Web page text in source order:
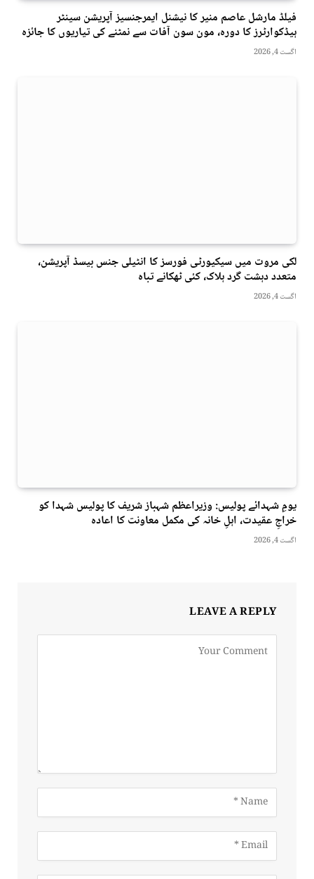
فیلڈ مارشل عاصم منیر کا نیشنل ایمرجنسیز آپریشن سینٹر
ہیڈکوارٹرز کا دورہ، مون سون آفات سے نمٹنے کی تیاریوں کا جائزہ
اگست 4, 2026
لکی مروت میں سیکیورٹی فورسز کا انٹیلی جنس بیسڈ آپریشن،
متعدد دہشت گرد ہلاک، کئی ٹھکانے تباہ
اگست 4, 2026
یومِ شہدائے پولیس: وزیراعظم شہباز شریف کا پولیس شہدا کو
خراجِ عقیدت، اہلِ خانہ کی مکمل معاونت کا اعادہ
اگست 4, 2026
LEAVE A REPLY